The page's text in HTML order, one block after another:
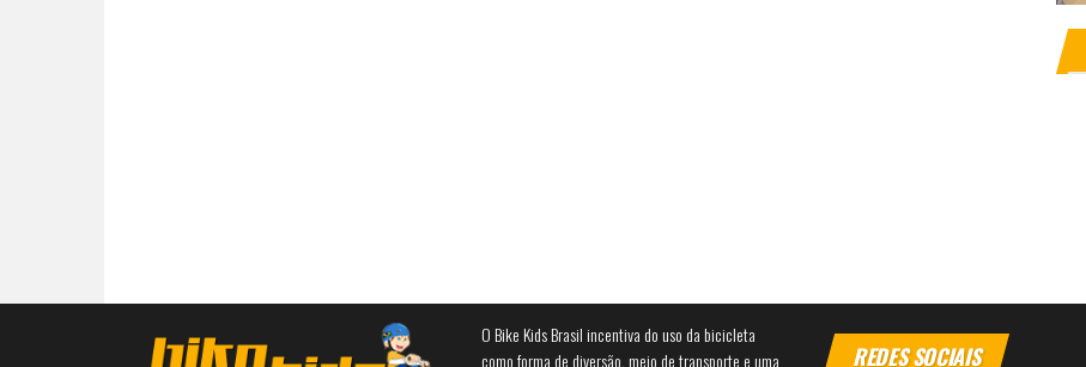
O Bike Kids Brasil incentiva do uso da bicicleta
como forma de diversão, meio de transporte e uma
REDES SOCIAIS